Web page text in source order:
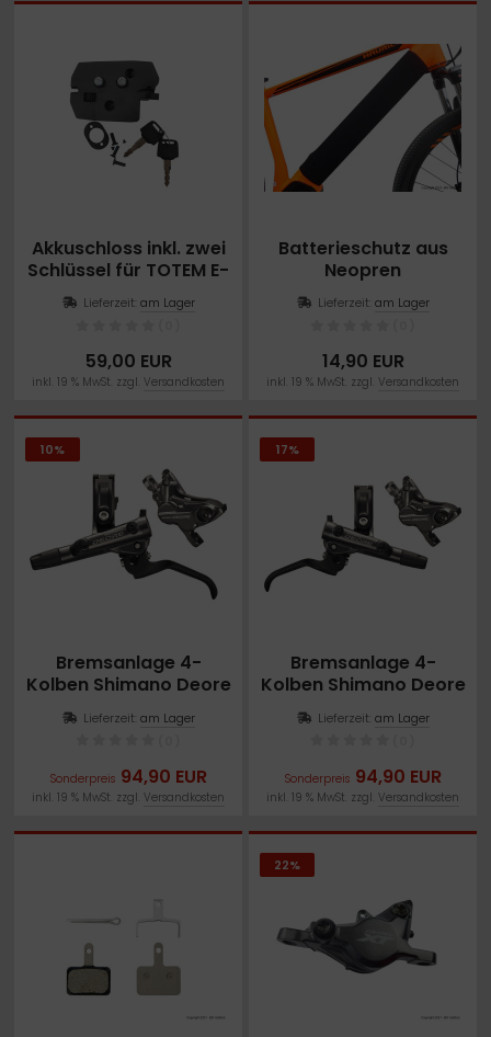
Akkuschloss inkl. zwei
Schlüssel für TOTEM E-
Lieferzeit: am Lager
59,00 EUR
inkl. 19 % MwSt. zzgl. Versandkosten
Batterieschutz aus
Neopren
Lieferzeit: am Lager
14,90 EUR
inkl. 19 % MwSt. zzgl. Versandkosten
Bremsanlage 4-
Kolben Shimano Deore
Lieferzeit: am Lager
Sonderpreis 94,90 EUR
10%
inkl. 19 % MwSt. zzgl. Versandkosten
Bremsanlage 4-
Kolben Shimano Deore
Lieferzeit: am Lager
Sonderpreis 94,90 EUR
17%
inkl. 19 % MwSt. zzgl. Versandkosten
22%